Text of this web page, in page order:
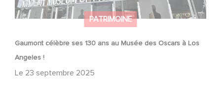
PATRIMOINE
Gaumont célèbre ses 130 ans au Musée des Oscars à Los
Angeles !
Le 23 septembre 2025